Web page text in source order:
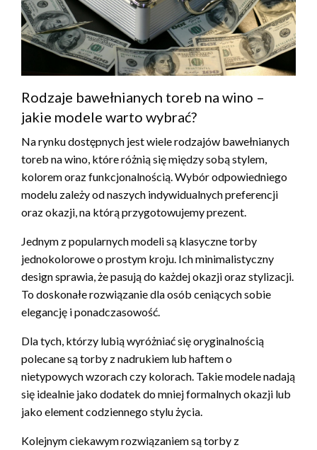
Rodzaje bawełnianych toreb na wino –
jakie modele warto wybrać?
Na rynku dostępnych jest wiele rodzajów bawełnianych
toreb na wino, które różnią się między sobą stylem,
kolorem oraz funkcjonalnością. Wybór odpowiedniego
modelu zależy od naszych indywidualnych preferencji
oraz okazji, na którą przygotowujemy prezent.
Jednym z popularnych modeli są klasyczne torby
jednokolorowe o prostym kroju. Ich minimalistyczny
design sprawia, że pasują do każdej okazji oraz stylizacji.
To doskonałe rozwiązanie dla osób ceniących sobie
elegancję i ponadczasowość.
Dla tych, którzy lubią wyróżniać się oryginalnością
polecane są torby z nadrukiem lub haftem o
nietypowych wzorach czy kolorach. Takie modele nadają
się idealnie jako dodatek do mniej formalnych okazji lub
jako element codziennego stylu życia.
Kolejnym ciekawym rozwiązaniem są torby z